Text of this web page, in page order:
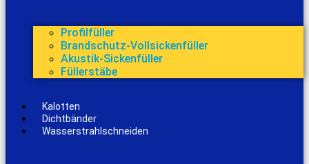
Profilfüller
Brandschutz-Vollsickenfüller
Akustik-Sickenfüller
Füllerstäbe
Kalotten
Dichtbänder
Wasserstrahlschneiden